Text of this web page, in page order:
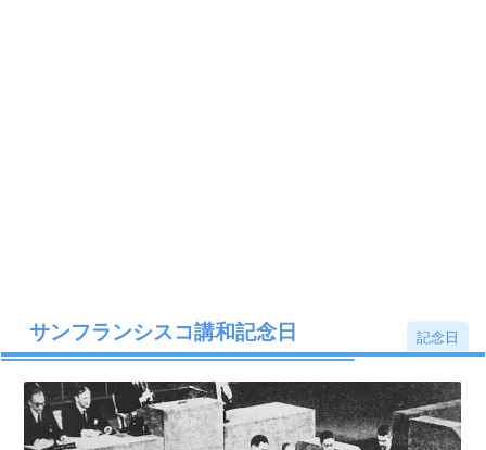
サンフランシスコ講和記念日 記念日